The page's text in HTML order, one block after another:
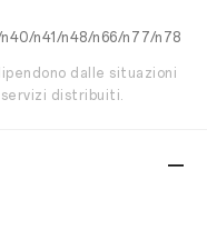
n41/n48/n66/n77/n78
dalle situazioni
distribuiti.